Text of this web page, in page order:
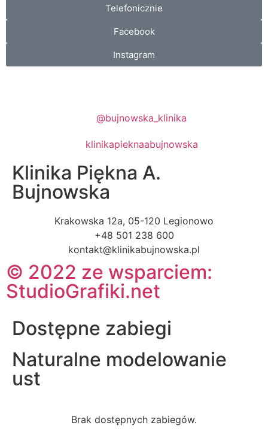
Telefonicznie
Facebook
Instagram
@bujnowska_klinika
klinikapieknaabujnowska
Klinika Piękna A.
Bujnowska
Krakowska 12a, 05-120 Legionowo
+48 501 238 600
kontakt@klinikabujnowska.pl
© 2022 ze wsparciem:
StudioGrafiki.net
Dostępne zabiegi
Naturalne modelowanie
ust
Brak dostępnych zabiegów.